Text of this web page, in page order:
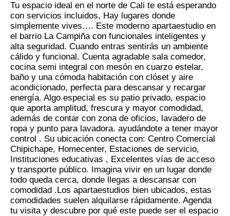
Tu espacio ideal en el norte de Cali te está esperando
con servicios incluidos, Hay lugares donde
simplemente vives…. Este moderno apartaestudio en
el barrio La Campiña con funcionales inteligentes y
alta seguridad. Cuando entras sentirás un ambiente
cálido y funcional. Cuenta agradable sala comedor,
cocina semi integral con mesón en cuarzo estelar,
baño y una cómoda habitación con clóset y aire
acondicionado, perfecta para descansar y recargar
energía. Algo especial es su patio privado, espacio
que aporta amplitud, frescura y mayor comodidad,
además de contar con zona de oficios, lavadero de
ropa y punto para lavadora. ayudándote a tener mayor
control . Su ubicación conecta con: Centro Comercial
Chipichape, Homecenter, Estaciones de servicio,
Instituciones educativas , Excelentes vías de acceso
y transporte público. Imagina vivir en un lugar donde
todo queda cerca, donde llegas a descansar con
comodidad .Los apartaestudios bien ubicados, estas
comodidades suelen alquilarse rápidamente. Agenda
tu visita y descubre por qué este puede ser el espacio